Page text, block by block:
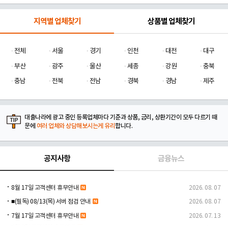
지역별 업체찾기 상품별 업체찾기
전체 서울 경기 인천 대전
대구
부산
광주 울산 세종 강원
충북
충남
전북 전남 경북 경남 제주
대출나라에 광고 중인 등록업체마다 기준과 상품, 금리, 상환기간이 모두 다르기 때
문에 여러 업체와 상담해보시는게 유리합니다.
공지사항 금융뉴스
8월 17일 고객센터 휴무안내 2026. 08. 07
■(필독) 08/13(목) 서버 점검 안내 2026. 08. 07
7월 17일 고객센터 휴무안내 2026. 07. 13